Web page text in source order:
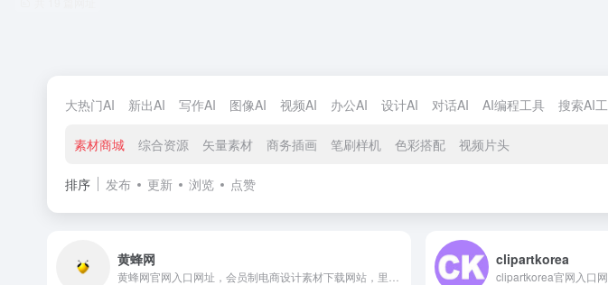
大热门AI 新出AI 写作AI 图像AI 视频AI 办公AI 设计AI 对话AI AI编程工具 搜索AI
素材商城 综合资源 矢量素材 商务插画 笔刷样机 色彩搭配 视频片头
排序 发布 更新 浏览 点赞
黄蜂网 clipartkorea